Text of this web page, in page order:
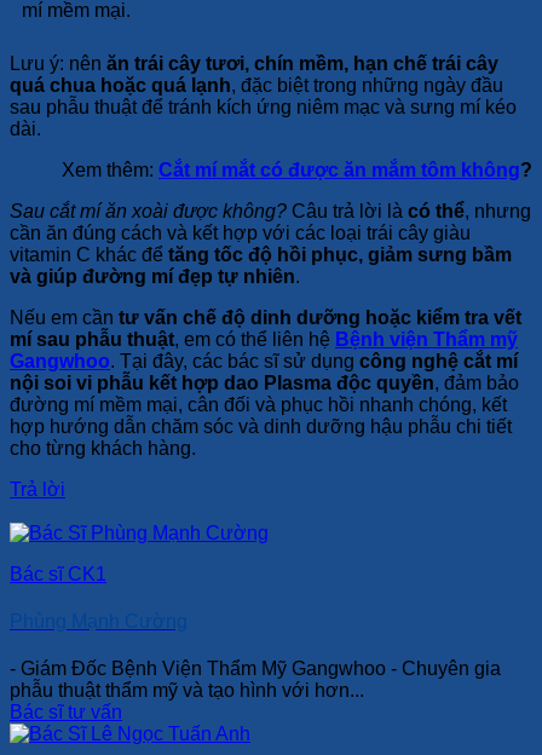
mí mềm mại.
Lưu ý: nên ăn trái cây tươi, chín mềm, hạn chế trái cây
quá chua hoặc quá lạnh, đặc biệt trong những ngày đầu
sau phẫu thuật để tránh kích ứng niêm mạc và sưng mí kéo
dài.
Xem thêm: Cắt mí mắt có được ăn mắm tôm không?
Sau cắt mí ăn xoài được không? Câu trả lời là có thể, nhưng
cần ăn đúng cách và kết hợp với các loại trái cây giàu
vitamin C khác để tăng tốc độ hồi phục, giảm sưng bầm
và giúp đường mí đẹp tự nhiên.
Nếu em cần tư vấn chế độ dinh dưỡng hoặc kiểm tra vết
mí sau phẫu thuật, em có thể liên hệ Bệnh viện Thẩm mỹ
Gangwhoo. Tại đây, các bác sĩ sử dụng công nghệ cắt mí
nội soi vi phẫu kết hợp dao Plasma độc quyền, đảm bảo
đường mí mềm mại, cân đối và phục hồi nhanh chóng, kết
hợp hướng dẫn chăm sóc và dinh dưỡng hậu phẫu chi tiết
cho từng khách hàng.
Trả lời
Bác sĩ CK1
Phùng Mạnh Cường
- Giám Đốc Bệnh Viện Thẩm Mỹ Gangwhoo - Chuyên gia
phẫu thuật thẩm mỹ và tạo hình với hơn...
Bác sĩ tư vấn